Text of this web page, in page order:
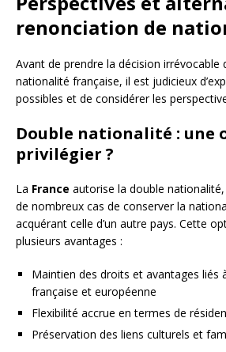
renonciation de
Avant de prendre la décision irrévocable
nationalité française, il est judicieux
possibles et de considérer les
Double nationalité : une
privilégier ?
La France autorise la double
de nombreux cas de conserver la
acquérant celle d’un autre pays. Cette
plusieurs avantages :
Maintien des droits et avantages liés
française et européenne
Flexibilité accrue en termes de
Préservation des liens culturels et